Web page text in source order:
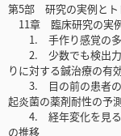
第5部 研究の実例とト
11章 臨床研究の実
1. 手作り感覚の多
2. 少数でも検出力
りに対する鍼治療の有
3. 目の前の患者の
起炎菌の薬剤耐性の予
4. 経年変化を見る
の推移